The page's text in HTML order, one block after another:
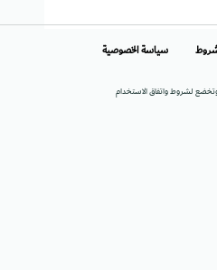
لشروط واتفاق الاستخدام
سياسة الخصوصية